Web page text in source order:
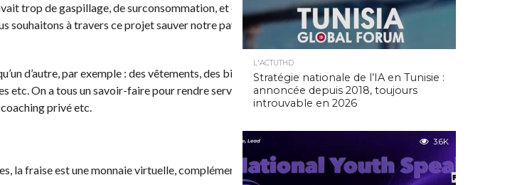
trop de gaspillage, de surconsommation, et que beaucoup de Tunisiens
souhaitons à travers ce projet sauver notre pays en promouvant un monde
d’autre, par exemple : des vêtements, des biens immobiliers, des objets de
On a tous un savoir-faire pour rendre service à quelqu’un d’autre à savoir
privé etc.
la fraise est une monnaie virtuelle, complémentaire et collaborative qui
L'ACTUTHD
Stratégie nationale de l’IA en Tunisie :
annoncée depuis 2018, toujours
introuvable en 2026
3.6K